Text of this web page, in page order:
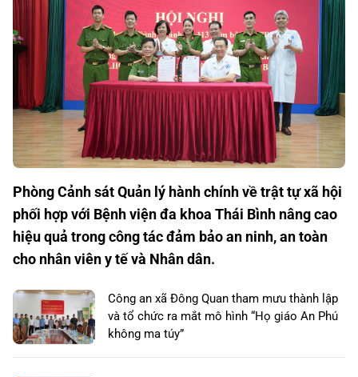
Phòng Cảnh sát Quản lý hành chính về trật tự xã hội
phối hợp với Bệnh viện đa khoa Thái Bình nâng cao
hiệu quả trong công tác đảm bảo an ninh, an toàn
cho nhân viên y tế và Nhân dân.
Công an xã Đông Quan tham mưu thành lập
và tổ chức ra mắt mô hình “Họ giáo An Phú
không ma túy”